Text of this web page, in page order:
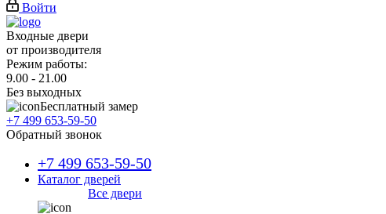
Войти
Входные двери
от производителя
Режим работы:
9.00 - 21.00
Без выходных
Бесплатный замер
+7 499 653-59-50
Обратный звонок
+7 499 653-59-50
Каталог дверей
Все двери